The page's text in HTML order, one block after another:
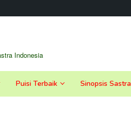
Indonesia
Puisi Terbaik Sinopsis Sastra